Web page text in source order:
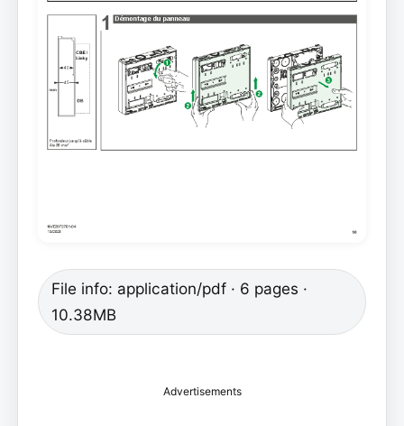
File info: application/pdf · 6 pages ·
10.38MB
Advertisements